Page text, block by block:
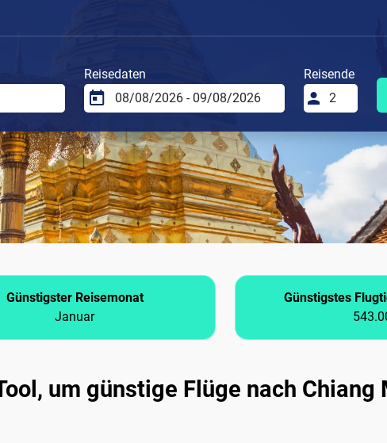
Reisedaten
Reisende
Günstigster Reisemonat
Januar
Günstigstes
um günstige Flüge nach Chiang